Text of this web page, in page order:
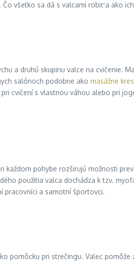
všetko sa dá s valcami robiť a ako
a druhú skupinu valce na cvičenie.
salónoch podobne ako masážne
cvičení s vlastnou váhou alebo pri
každom pohybe rozširujú možnosti
použitia valca dochádza k tzv.
pracovníci a samotní športovci.
pomôcku pri strečingu. Valec